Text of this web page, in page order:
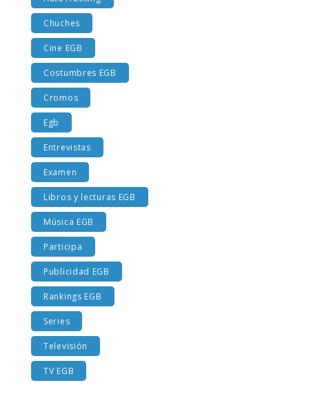
AutoTracking
Chuches
Cine EGB
Costumbres EGB
Cromos
Egb
Entrevistas
Examen
Libros y lecturas EGB
Música EGB
Participa
Publicidad EGB
Rankings EGB
Series
Televisión
TV EGB